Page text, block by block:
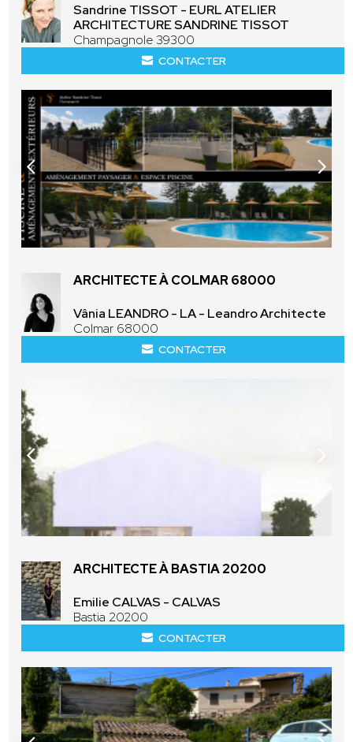
Sandrine TISSOT - EURL ATELIER
ARCHITECTURE SANDRINE TISSOT
Champagnole 39300
CONTACTER
ARCHITECTE À COLMAR 68000
Vânia LEANDRO - LA - Leandro Architecte
Colmar 68000
CONTACTER
ARCHITECTE À BASTIA 20200
Emilie CALVAS - CALVAS
Bastia 20200
CONTACTER